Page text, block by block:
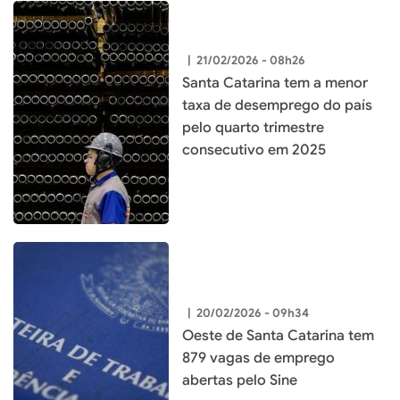
21/02/2026 - 08h26
Santa Catarina tem a menor
taxa de desemprego do país
pelo quarto trimestre
consecutivo em 2025
| 20/02/2026 - 09h34
Oeste de Santa Catarina tem
879 vagas de emprego
abertas pelo Sine